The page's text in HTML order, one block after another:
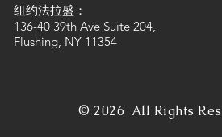
纽约法拉盛：
136-40 39th Ave Suite 204,
Flushing, NY 11354
2026 All Rights